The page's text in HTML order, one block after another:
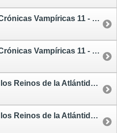
El Príncipe Lestat / Crónicas Vampíricas 11 - tapa dura
El Príncipe Lestat / Crónicas Vampíricas 11 - tapa blanda
El Príncipe Lestat y los Reinos de la Atlántida / Crónicas Vampíricas 12 - tapa dura
El Príncipe Lestat y los Reinos de la Atlántida / Crónicas Vampíricas 12 - tapa blanda